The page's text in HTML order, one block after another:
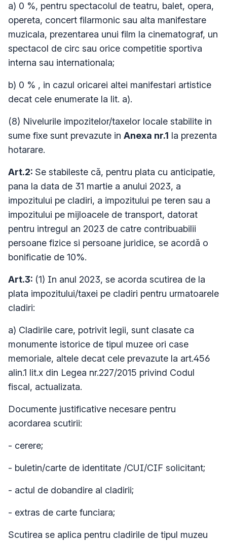
a) 0 %, pentru spectacolul de teatru, balet, opera,
opereta, concert filarmonic sau alta manifestare
muzicala, prezentarea unui film la cinematograf, un
spectacol de circ sau orice competitie sportiva
interna sau internationala;
b) 0 % , in cazul oricarei altei manifestari artistice
decat cele enumerate la lit. a).
(8) Nivelurile impozitelor/taxelor locale stabilite in
sume fixe sunt prevazute in Anexa nr.1 la prezenta
hotarare.
Art.2: Se stabileste că, pentru plata cu anticipatie,
pana la data de 31 martie a anului 2023, a
impozitului pe cladiri, a impozitului pe teren sau a
impozitului pe mijloacele de transport, datorat
pentru intregul an 2023 de catre contribuabilii
persoane fizice si persoane juridice, se acordă o
bonificatie de 10%.
Art.3: (1) In anul 2023, se acorda scutirea de la
plata impozitului/taxei pe cladiri pentru urmatoarele
cladiri:
a) Cladirile care, potrivit legii, sunt clasate ca
monumente istorice de tipul muzee ori case
memoriale, altele decat cele prevazute la art.456
alin.1 lit.x din Legea nr.227/2015 privind Codul
fiscal, actualizata.
Documente justificative necesare pentru
acordarea scutirii:
- cerere;
- buletin/carte de identitate /CUI/CIF solicitant;
- actul de dobandire al cladirii;
- extras de carte funciara;
Scutirea se aplica pentru cladirile de tipul muzeu